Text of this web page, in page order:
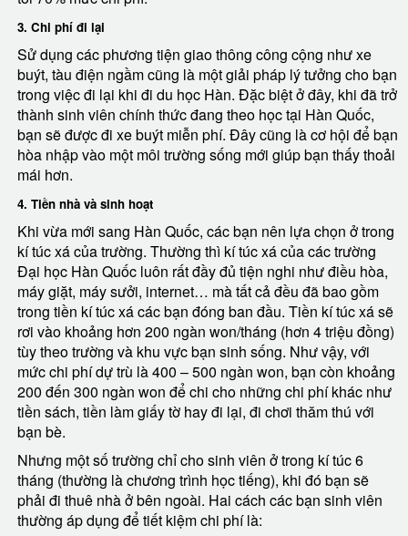
3. Chi phí đi lại
Sử dụng các phương tiện giao thông công cộng như xe
buýt, tàu điện ngầm cũng là một giải pháp lý tưởng cho bạn
trong việc đi lại khi đi du học Hàn. Đặc biệt ở đây, khi đã trở
thành sinh viên chính thức đang theo học tại Hàn Quốc,
bạn sẽ được đi xe buýt miễn phí. Đây cũng là cơ hội để bạn
hòa nhập vào một môi trường sống mới giúp bạn thấy thoải
mái hơn.
4. Tiền nhà và sinh hoạt
Khi vừa mới sang Hàn Quốc, các bạn nên lựa chọn ở trong
kí túc xá của trường. Thường thì kí túc xá của các trường
Đại học Hàn Quốc luôn rất đầy đủ tiện nghi như điều hòa,
máy giặt, máy sưởi, internet… mà tất cả đều đã bao gồm
trong tiền kí túc xá các bạn đóng ban đầu. Tiền kí túc xá sẽ
rơi vào khoảng hơn 200 ngàn won/tháng (hơn 4 triệu đồng)
tùy theo trường và khu vực bạn sinh sống. Như vậy, với
mức chi phí dự trù là 400 – 500 ngàn won, bạn còn khoảng
200 đến 300 ngàn won để chi cho những chi phí khác như
tiền sách, tiền làm giấy tờ hay đi lại, đi chơi thăm thú với
bạn bè.
Nhưng một số trường chỉ cho sinh viên ở trong kí túc 6
tháng (thường là chương trình học tiếng), khi đó bạn sẽ
phải đi thuê nhà ở bên ngoài. Hai cách các bạn sinh viên
thường áp dụng để tiết kiệm chi phí là: